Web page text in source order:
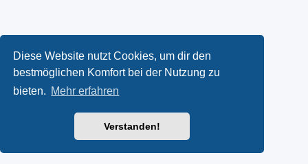
Diese Website nutzt Cookies, um dir den
bestmöglichen Komfort bei der Nutzung zu
bieten. Mehr erfahren
Verstanden!